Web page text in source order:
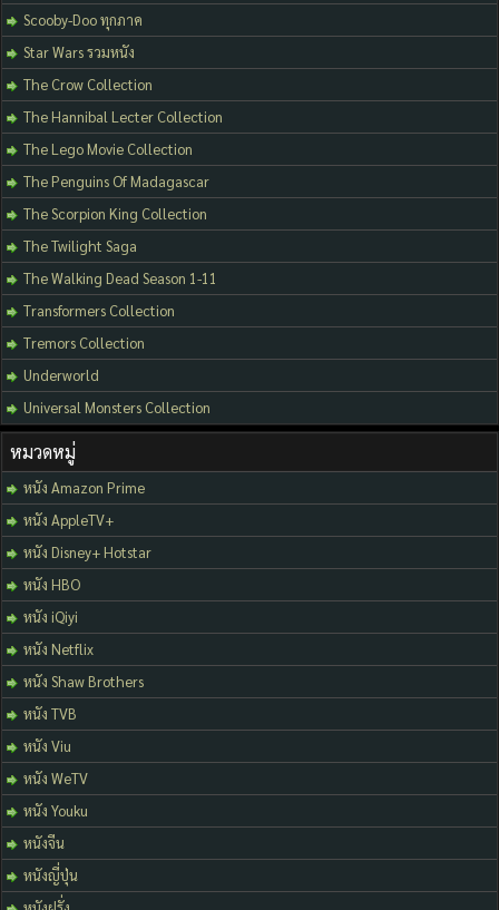
Scooby-Doo ทุกภาค
Star Wars รวมหนัง
The Crow Collection
The Hannibal Lecter Collection
The Lego Movie Collection
The Penguins Of Madagascar
The Scorpion King Collection
The Twilight Saga
The Walking Dead Season 1-11
Transformers Collection
Tremors Collection
Underworld
Universal Monsters Collection
หมวดหมู่
หนัง Amazon Prime
หนัง AppleTV+
หนัง Disney+ Hotstar
หนัง HBO
หนัง iQiyi
หนัง Netflix
หนัง Shaw Brothers
หนัง TVB
หนัง Viu
หนัง WeTV
หนัง Youku
หนังจีน
หนังญี่ปุ่น